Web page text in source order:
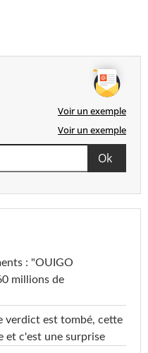
Voir un exemple
Voir un exemple
: "OUIGO
millions de
verdict est tombé, cette
et c'est une surprise